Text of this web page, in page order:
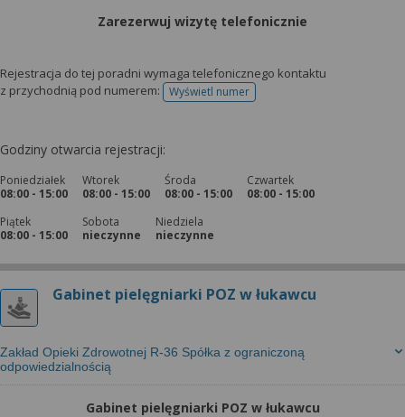
Zarezerwuj wizytę telefonicznie
Rejestracja do tej poradni wymaga telefonicznego kontaktu
z przychodnią pod numerem:
Wyświetl numertelefonu do rejestracji
Godziny otwarcia rejestracji:
Poniedziałek
08:00 - 15:00
Wtorek
08:00 - 15:00
Środa
08:00 - 15:00
Czwartek
08:00 - 15:00
Piątek
08:00 - 15:00
Sobota
nieczynne
Niedziela
nieczynne
Gabinet pielęgniarki POZ w łukawcu
Zakład Opieki Zdrowotnej R-36 Spółka z ograniczoną
odpowiedzialnością
Gabinet pielęgniarki POZ w łukawcu